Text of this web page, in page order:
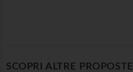
SCOPRI ALTRE PROPOSTE